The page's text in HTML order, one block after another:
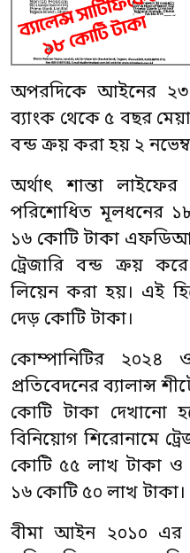
অপরদিকে আইনের ২৩
ব্যাংক থেকে ৫ বছর
বন্ড ক্রয় করা হয় ২
অর্থাৎ শান্তা
পরিশোধিত মূলধনের
১৬ কোটি টাকা
ট্রেজারি বন্ড ক্রয়
লিয়েন করা হয়। এই
দেড় কোটি টাকা।
কোম্পানিটির
প্রতিবেদনের ব্যালান্স
কোটি টাকা দেখানো
বিনিয়োগ শিরোনামে
কোটি ৫৫ লাখ টাকা
১৬ কোটি ৫০ লাখ টাকা।
বীমা আইন ২০১০ এর